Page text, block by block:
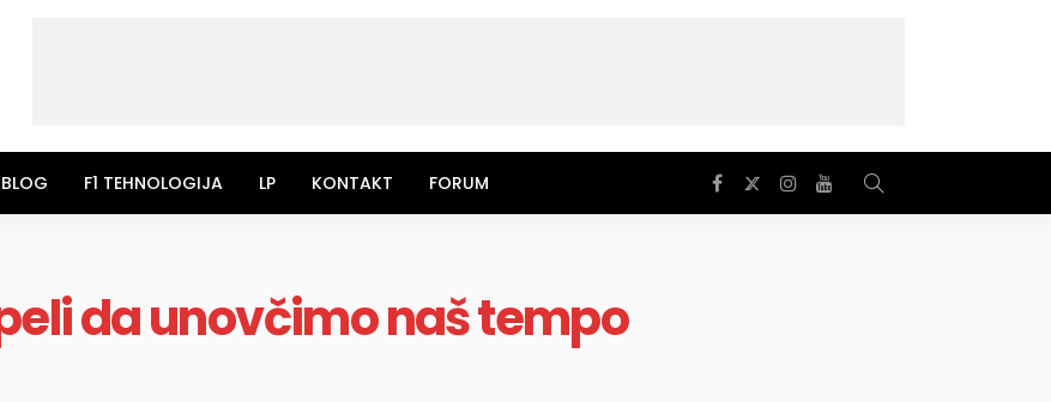
BLOG F1 TEHNOLOGIJA LP KONTAKT FORUM
da unovčimo naš tempo